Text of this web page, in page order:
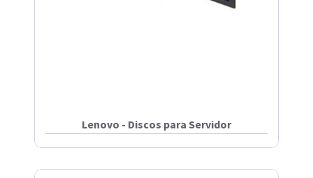
Lenovo - Discos para Servidor